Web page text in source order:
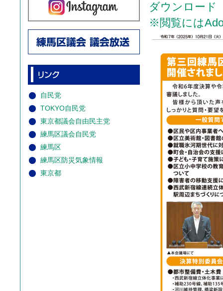
ダウンロード
※閲覧には
自民党
TOKYO自民党
東京都議会自由民主党
練馬区議会自民党
練馬区
練馬区防災気象情報
東京都